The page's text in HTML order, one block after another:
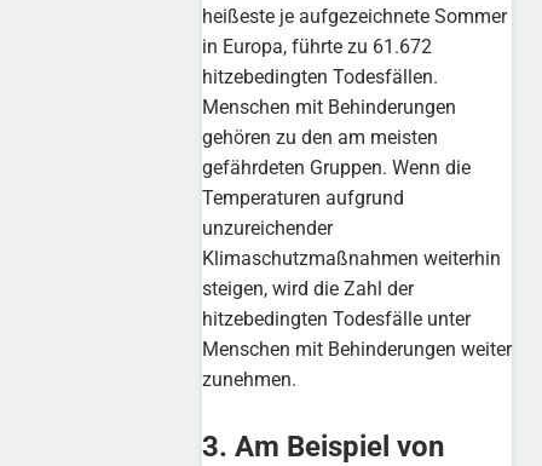
heißeste je aufgezeichnete Sommer
in Europa, führte zu 61.672
hitzebedingten Todesfällen.
Menschen mit Behinderungen
gehören zu den am meisten
gefährdeten Gruppen. Wenn die
Temperaturen aufgrund
unzureichender
Klimaschutzmaßnahmen weiterhin
steigen, wird die Zahl der
hitzebedingten Todesfälle unter
Menschen mit Behinderungen weiter
zunehmen.
3. Am Beispiel von